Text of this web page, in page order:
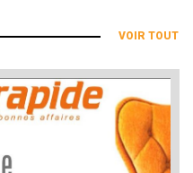
VOIR TOUT